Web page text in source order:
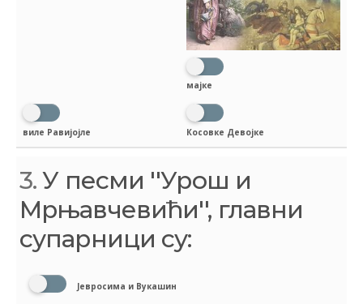
мајке
виле Равијојле Косовке Девојке
3.У песми ''Урош и
Мрњавчевићи'', главни
супарници су:
Јевросима и Вукашин